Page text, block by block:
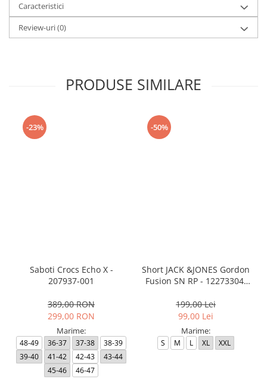
Caracteristici
Review-uri(0)
PRODUSE SIMILARE
-23%
Saboti Crocs Echo X -
207937-001
389,00 RON
299,00 RON
Marime:
48-49 36-37 37-38
38-39
39-40
41-42 42-43
43-44
45-46
46-47
-50%
Short JACK &JONES Gordon
Fusion SN RP - 12273304-
199,00 Lei
99,00 Lei
Marime:
S M L XL XXL